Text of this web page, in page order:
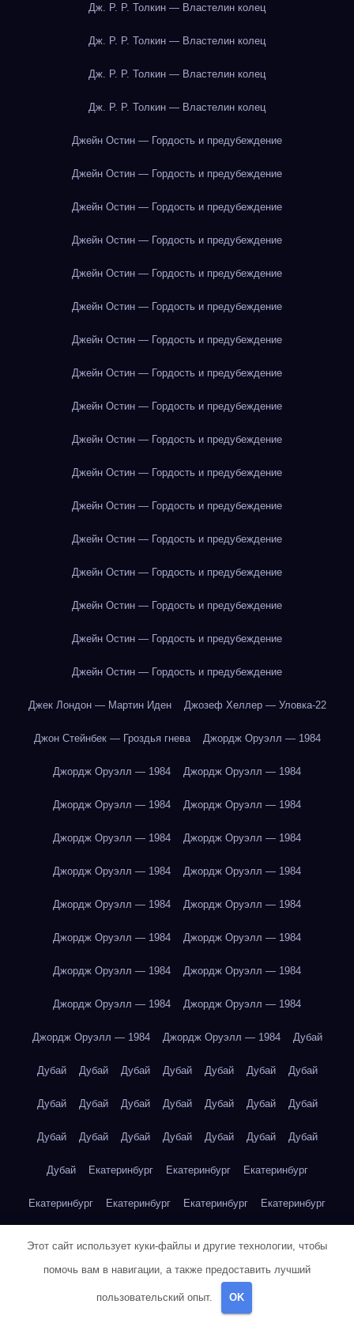
Дж. Р. Р. Толкин — Властелин колец
Дж. Р. Р. Толкин — Властелин колец
Дж. Р. Р. Толкин — Властелин колец
Дж. Р. Р. Толкин — Властелин колец
Джейн Остин — Гордость и предубеждение
Джейн Остин — Гордость и предубеждение
Джейн Остин — Гордость и предубеждение
Джейн Остин — Гордость и предубеждение
Джейн Остин — Гордость и предубеждение
Джейн Остин — Гордость и предубеждение
Джейн Остин — Гордость и предубеждение
Джейн Остин — Гордость и предубеждение
Джейн Остин — Гордость и предубеждение
Джейн Остин — Гордость и предубеждение
Джейн Остин — Гордость и предубеждение
Джейн Остин — Гордость и предубеждение
Джейн Остин — Гордость и предубеждение
Джейн Остин — Гордость и предубеждение
Джейн Остин — Гордость и предубеждение
Джейн Остин — Гордость и предубеждение
Джейн Остин — Гордость и предубеждение
Джек Лондон — Мартин Иден Джозеф Хеллер — Уловка-22
Джон Стейнбек — Гроздья гнева Джордж Оруэлл — 1984
Джордж Оруэлл — 1984 Джордж Оруэлл — 1984
Джордж Оруэлл — 1984 Джордж Оруэлл — 1984
Джордж Оруэлл — 1984 Джордж Оруэлл — 1984
Джордж Оруэлл — 1984 Джордж Оруэлл — 1984
Джордж Оруэлл — 1984 Джордж Оруэлл — 1984
Джордж Оруэлл — 1984 Джордж Оруэлл — 1984
Джордж Оруэлл — 1984 Джордж Оруэлл — 1984
Джордж Оруэлл — 1984 Джордж Оруэлл — 1984
Джордж Оруэлл — 1984 Джордж Оруэлл — 1984 Дубай
Дубай Дубай Дубай Дубай Дубай Дубай Дубай
Дубай Дубай Дубай Дубай Дубай Дубай Дубай
Дубай Дубай Дубай Дубай Дубай Дубай Дубай
Дубай Екатеринбург Екатеринбург Екатеринбург
Екатеринбург Екатеринбург Екатеринбург Екатеринбург
Екатеринбург Екатеринбург Екатеринбург Екатеринбург
Екатеринбург Екатеринбург
Этот сайт использует куки-файлы и другие технологии, чтобы
помочь вам в навигации, а также предоставить лучший
пользовательский опыт. OK